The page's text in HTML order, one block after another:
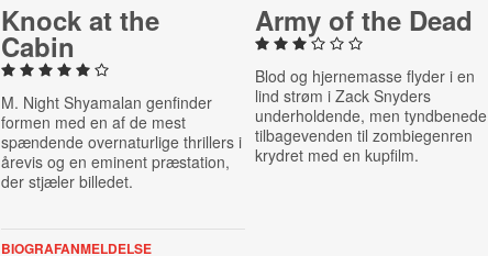
Knock at the
Cabin
M. Night Shyamalan genfinder
formen med en af de mest
spændende overnaturlige thrillers i
årevis og en eminent præstation,
der stjæler billedet.
Army of the Dead
Blod og hjernemasse flyder i en
lind strøm i Zack Snyders
underholdende, men tyndbenede
tilbagevenden til zombiegenren
krydret med en kupfilm.
BIOGRAFANMELDELSE